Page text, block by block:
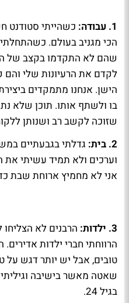
1. עבודה:
כשהייתי סטודנט
הכי מגניב בעולם.
שהם לא התקדמו בקצב של
לקדם את הרעיונות שלי
הישן. אנחנו מתמקדים
בו ולשתף אותו. תוכן שלא
שזוכה לקשב רב ושנותן
2. בית:
גדלתי בגבעתיים
וערכים ולא תמיד עשיתי
אני לא מחמיץ ארוחת שבת
3. ילדות:
הרבנים לא
הרווחתי חברי ילדות
טובים, אבל יש יותר דגש על
שאטה מאשר בישיבה
בגיל 24.